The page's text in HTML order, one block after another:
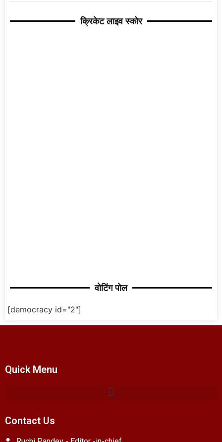
क्रिकेट लाइव स्कोर
वोटिंग पोल
[democracy id="2"]
Quick Menu
Contact Us